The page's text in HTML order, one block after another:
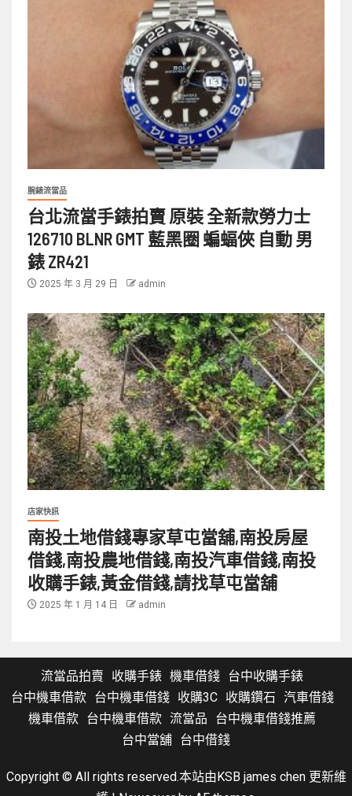
腕錶流當品
台北流當手錶拍賣 原裝 全新款勞力士
126710 BLNR GMT 藍黑圈 蝙蝠俠 自動 男
錶 ZR421
2025 年 3 月 29 日 admin
店家快訊
南投土地借錢專家草屯當舖,南投房屋
借錢,南投農地借錢,南投汽車借錢,南投
收購手錶,黃金借錢,請找草屯當舖
2025 年 1 月 14 日 admin
流當品拍賣 收購手錶 機車借錢 台中收購手錶
台中機車借款
台中機車借錢 收購3C 收購鑽石 汽車借錢
機車借款 台中機車借款 流當品
台中機車借錢推薦
台中當舖 台中借錢
Copyright © All rights reserved.本站由KSB james chen 更新維